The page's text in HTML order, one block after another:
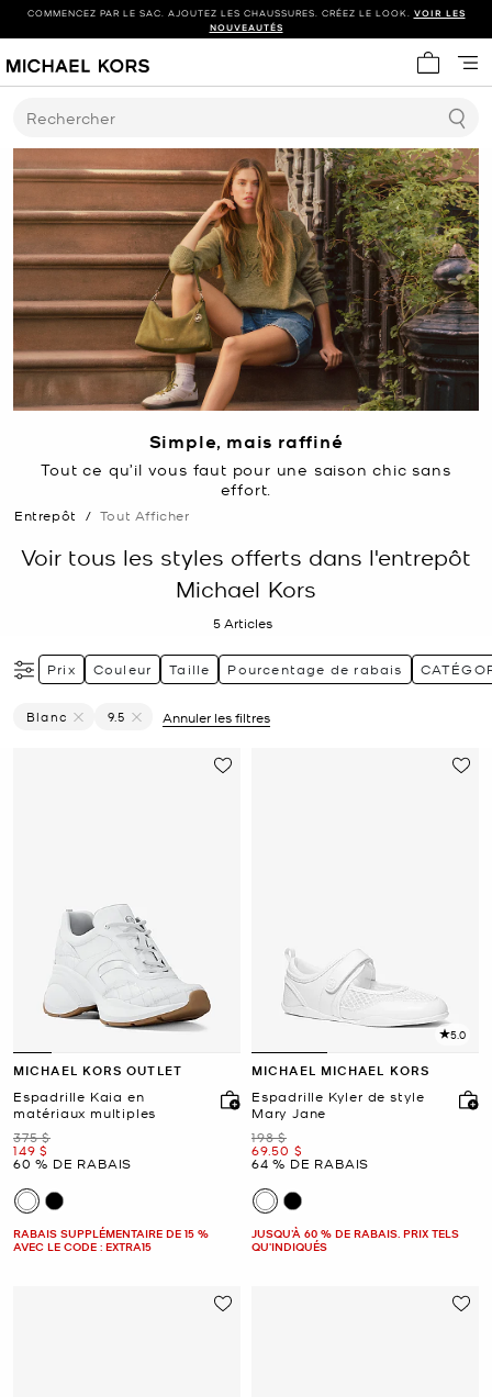
COMMENCEZ PAR LE SAC. AJOUTEZ LES CHAUSSURES. CRÉEZ LE LOOK. VOIR LES
NOUVEAUTÉS
Mon
Rechercher
Simple, mais raffiné
Tout ce qu’il vous faut pour une saison chic sans
effort.
Entrepôt / Tout Afficher
Voir tous les styles offerts dans l'entrepôt
Michael Kors
5Articles
Prix Couleur Taille Pourcentage de rabais
Blanc
9.5
Annuler les filtres
MICHAEL KORS OUTLET
Espadrille Kaia en
matériaux multiples
était
375 $
maintenant
149 $
60 % DE RABAIS
RABAIS SUPPLÉMENTAIRE DE 15 %
AVEC LE CODE : EXTRA15
5.0
MICHAEL MICHAEL KORS
Espadrille Kyler de style
Mary Jane
était
198 $
maintenant
69.50 $
64 % DE RABAIS
JUSQU’À 60 % DE RABAIS. PRIX TELS
QU'INDIQUÉS